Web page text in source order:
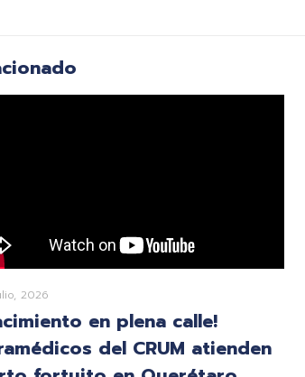
2026
en plena calle!
del CRUM atienden